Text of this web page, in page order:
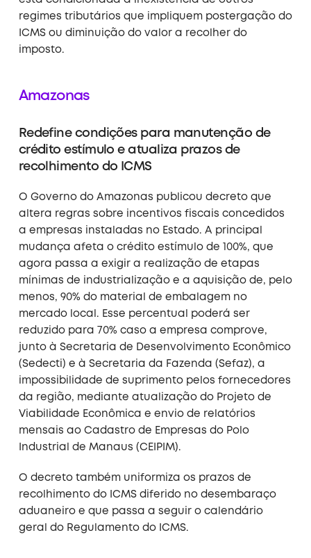
regimes tributários que impliquem postergação do
ICMS ou diminuição do valor a recolher do
imposto.
Amazonas
Redefine condições para manutenção de
crédito estímulo e atualiza prazos de
recolhimento do ICMS
O Governo do Amazonas publicou decreto que
altera regras sobre incentivos fiscais concedidos
a empresas instaladas no Estado. A principal
mudança afeta o crédito estímulo de 100%, que
agora passa a exigir a realização de etapas
mínimas de industrialização e a aquisição de, pelo
menos, 90% do material de embalagem no
mercado local. Esse percentual poderá ser
reduzido para 70% caso a empresa comprove,
junto à Secretaria de Desenvolvimento Econômico
(Sedecti) e à Secretaria da Fazenda (Sefaz), a
impossibilidade de suprimento pelos fornecedores
da região, mediante atualização do Projeto de
Viabilidade Econômica e envio de relatórios
mensais ao Cadastro de Empresas do Polo
Industrial de Manaus (CEIPIM).
O decreto também uniformiza os prazos de
recolhimento do ICMS diferido no desembaraço
aduaneiro e que passa a seguir o calendário
geral do Regulamento do ICMS.